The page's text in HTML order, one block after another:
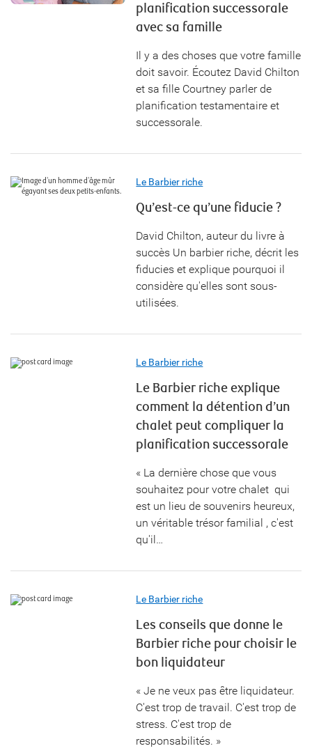
planification successorale
avec sa famille
Il y a des choses que votre famille
doit savoir. Écoutez David Chilton
et sa fille Courtney parler de
planification testamentaire et
successorale.
Le Barbier riche
Qu’est-ce qu’une fiducie ?
David Chilton, auteur du livre à
succès Un barbier riche, décrit les
fiducies et explique pourquoi il
considère qu'elles sont sous-
utilisées.
Le Barbier riche
Le Barbier riche explique
comment la détention d’un
chalet peut compliquer la
planification successorale
« La dernière chose que vous
souhaitez pour votre chalet  qui
est un lieu de souvenirs heureux,
un véritable trésor familial , c'est
qu'il…
Le Barbier riche
Les conseils que donne le
Barbier riche pour choisir le
bon liquidateur
« Je ne veux pas être liquidateur.
C'est trop de travail. C'est trop de
stress. C'est trop de
responsabilités. »